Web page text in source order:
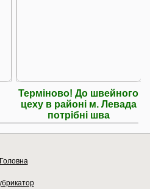
Терміново! До швейного
цеху в районі м. Левада
потрібні шва
Головна